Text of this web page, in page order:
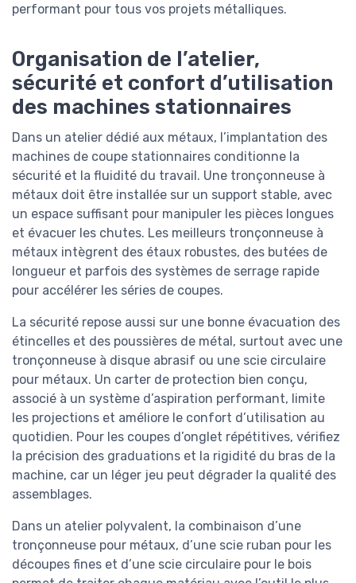
performant pour tous vos projets métalliques.
Organisation de l’atelier,
sécurité et confort d’utilisation
des machines stationnaires
Dans un atelier dédié aux métaux, l’implantation des
machines de coupe stationnaires conditionne la
sécurité et la fluidité du travail. Une tronçonneuse à
métaux doit être installée sur un support stable, avec
un espace suffisant pour manipuler les pièces longues
et évacuer les chutes. Les meilleurs tronçonneuse à
métaux intègrent des étaux robustes, des butées de
longueur et parfois des systèmes de serrage rapide
pour accélérer les séries de coupes.
La sécurité repose aussi sur une bonne évacuation des
étincelles et des poussières de métal, surtout avec une
tronçonneuse à disque abrasif ou une scie circulaire
pour métaux. Un carter de protection bien conçu,
associé à un système d’aspiration performant, limite
les projections et améliore le confort d’utilisation au
quotidien. Pour les coupes d’onglet répétitives, vérifiez
la précision des graduations et la rigidité du bras de la
machine, car un léger jeu peut dégrader la qualité des
assemblages.
Dans un atelier polyvalent, la combinaison d’une
tronçonneuse pour métaux, d’une scie ruban pour les
découpes fines et d’une scie circulaire pour le bois